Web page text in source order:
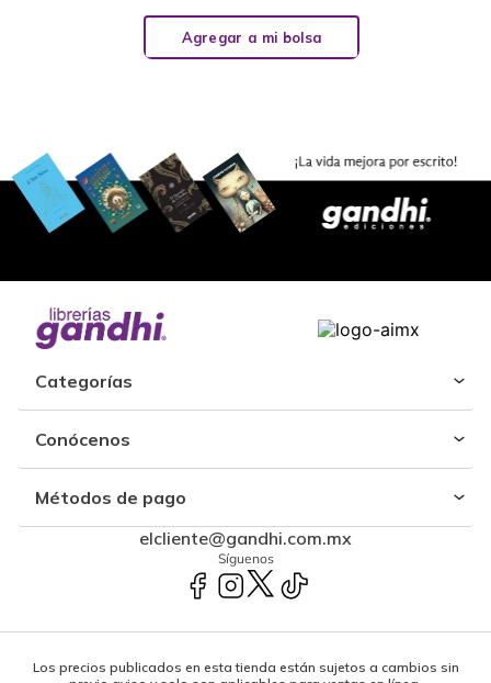
Agregar a mi bolsa
Categorías
Conócenos
Métodos de pago
elcliente@gandhi.com.mx
Síguenos
Los precios publicados en esta tienda están sujetos a cambios sin